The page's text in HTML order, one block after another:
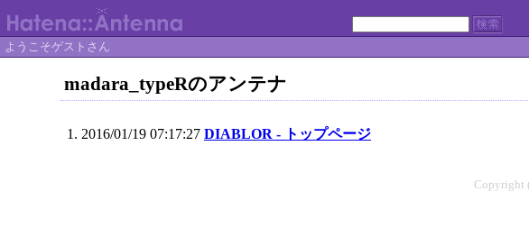
ようこそゲストさん
madara_typeRのアンテナ
2016/01/19 07:17:27 DIABLOR - トップページ
Copyright